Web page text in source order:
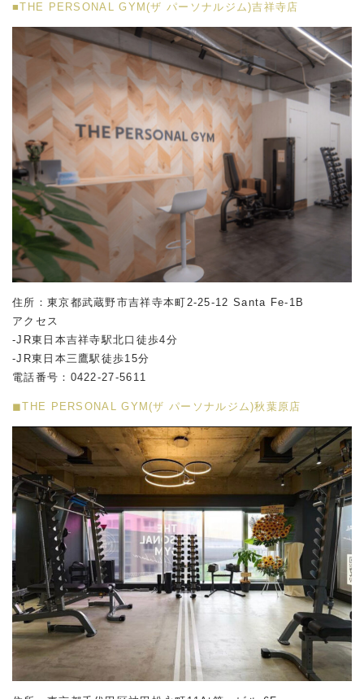
■THE PERSONAL GYM(ザ パーソナルジム)吉祥寺店
住所：東京都武蔵野市吉祥寺本町2-25-12 Santa Fe-1B
アクセス
-JR東日本吉祥寺駅北口徒歩4分
-JR東日本三鷹駅徒歩15分
電話番号：0422-27-5611
◼︎THE PERSONAL GYM(ザ パーソナルジム)秋葉原店